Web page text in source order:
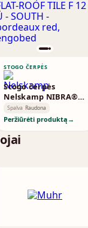
STOGO ČERPĖS
Stogo čerpės
Nelskamp NIBRA®
FLAT-ROOF TILE F 12
Ü - SOUTH -
bordeaux red,
engobed
Spalva Raudona
Peržiūrėti produktą →